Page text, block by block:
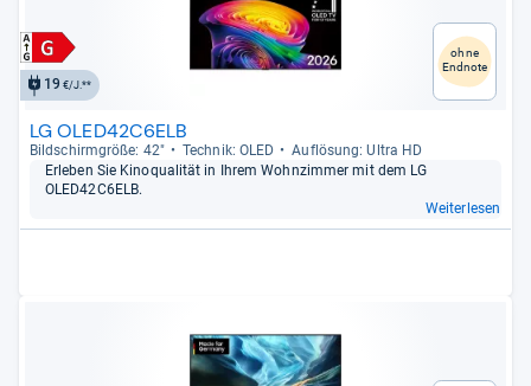
19 €/J.**
ohne
Endnote
LG OLED42C6ELB
Bild­schirm­größe: 42" Tech­nik: OLED
Auf­lö­sung: Ultra HD
Erle­ben Sie Kino­qua­li­tät in Ihrem Wohn­zim­mer mit dem LG
OLED42C6ELB.
Weiterlesen